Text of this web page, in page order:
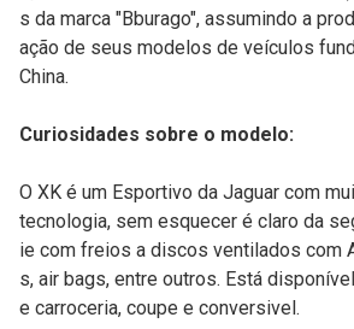
s da marca "Bburago", assumindo a
ação de seus modelos de veículos
China.
Curiosidades sobre o modelo:
O XK é um Esportivo da Jaguar com
tecnologia, sem esquecer é claro da
ie com freios a discos ventilados com
s, air bags, entre outros. Está
e carroceria, coupe e conversivel.